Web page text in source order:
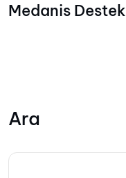
Medanis Destek
Ara